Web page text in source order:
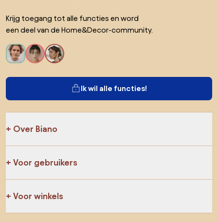
Krijg toegang tot alle functies en word
een deel van de Home&Decor-community.
Ik wil alle functies!
Over Biano
Voor gebruikers
Voor winkels